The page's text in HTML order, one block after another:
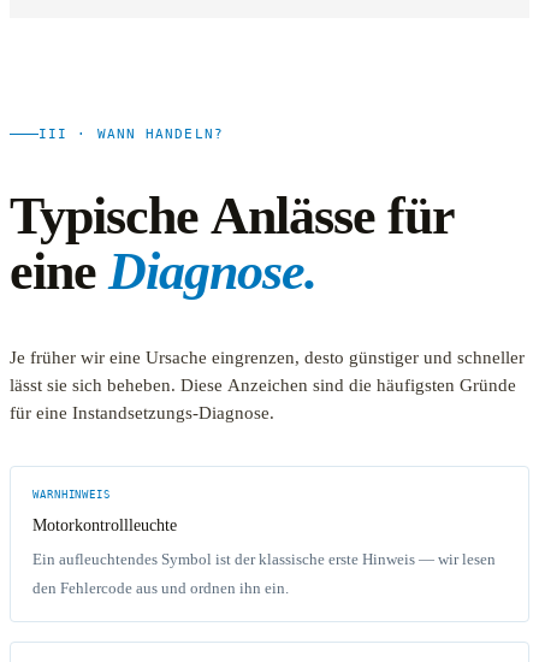
III · WANN HANDELN?
Typische Anlässe für
eineDiagnose.
Je früher wir eine Ursache eingrenzen, desto günstiger und schneller
lässt sie sich beheben. Diese Anzeichen sind die häufigsten Gründe
für eine Instandsetzungs-Diagnose.
WARNHINWEIS
Motorkontrollleuchte
Ein aufleuchtendes Symbol ist der klassische erste Hinweis — wir lesen
den Fehlercode aus und ordnen ihn ein.